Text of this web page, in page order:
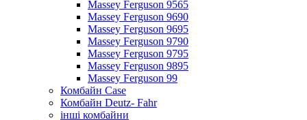
Massey Ferguson 9565
Massey Ferguson 9690
Massey Ferguson 9695
Massey Ferguson 9790
Massey Ferguson 9795
Massey Ferguson 9895
Massey Ferguson 99
Комбайн Case
Комбайн Deutz- Fahr
інші комбайни